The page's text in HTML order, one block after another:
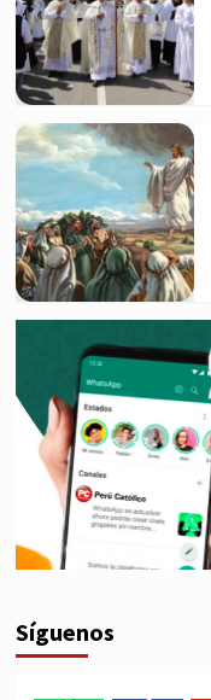
Síguenos